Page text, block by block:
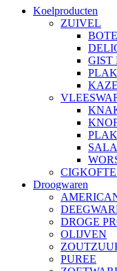
Koelproducten
ZUIVEL
GIST
Droogwaren
DROGE
OLIJVEN
PUREE